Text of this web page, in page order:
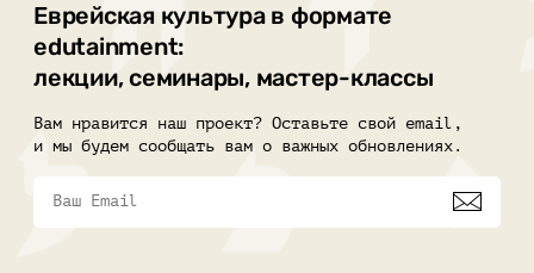
Еврейская культура в формате
edutainment:
лекции, семинары, мастер-классы
Вам нравится наш проект? Оставьте свой email,
и мы будем сообщать вам о важных обновлениях.